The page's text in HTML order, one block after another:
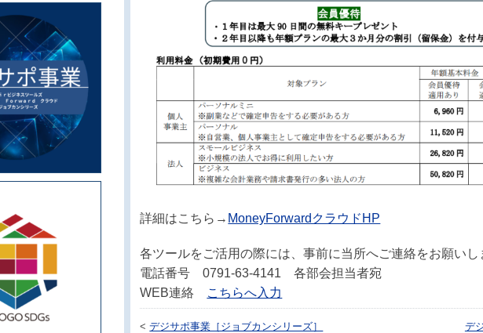
詳細はこちら→ MoneyForwardクラウドHP
各ツールをご活用の際には、事前に当所へご連絡をお願いし
電話番号 0791-63-4141 各部会担当者宛
WEB連絡 こちらへ入力
<デジサポ事業［ジョブカンシリーズ］ デ